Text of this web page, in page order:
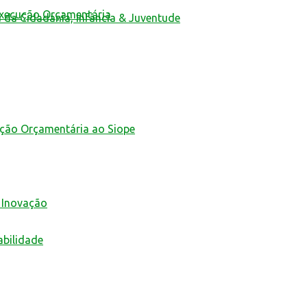
Orçamentária
Cidadania, Infância & Juventude
Orçamentária ao Siope